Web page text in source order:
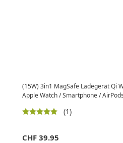
(15W) 3in1 MagSafe Ladegerät Qi
Apple Watch / Smartphone /
(1)
CHF 39.95